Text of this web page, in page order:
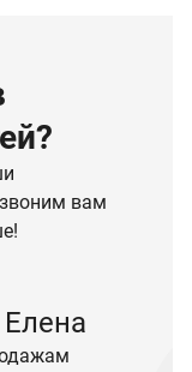
вам